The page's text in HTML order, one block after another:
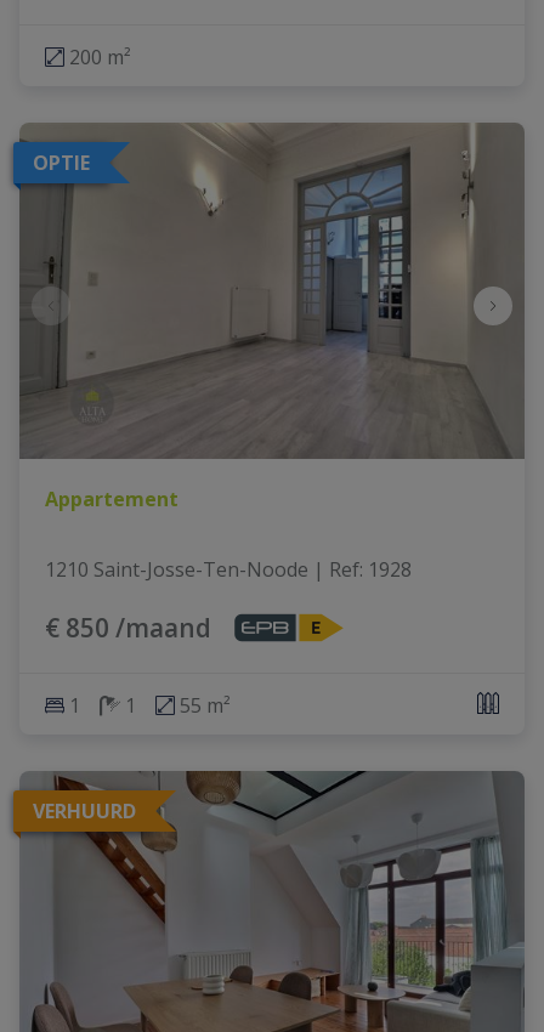
200 m²
OPTIE
Appartement
1210 Saint-Josse-Ten-Noode | Ref: 1928
€ 850 /maand
1 1 55 m²
VERHUURD